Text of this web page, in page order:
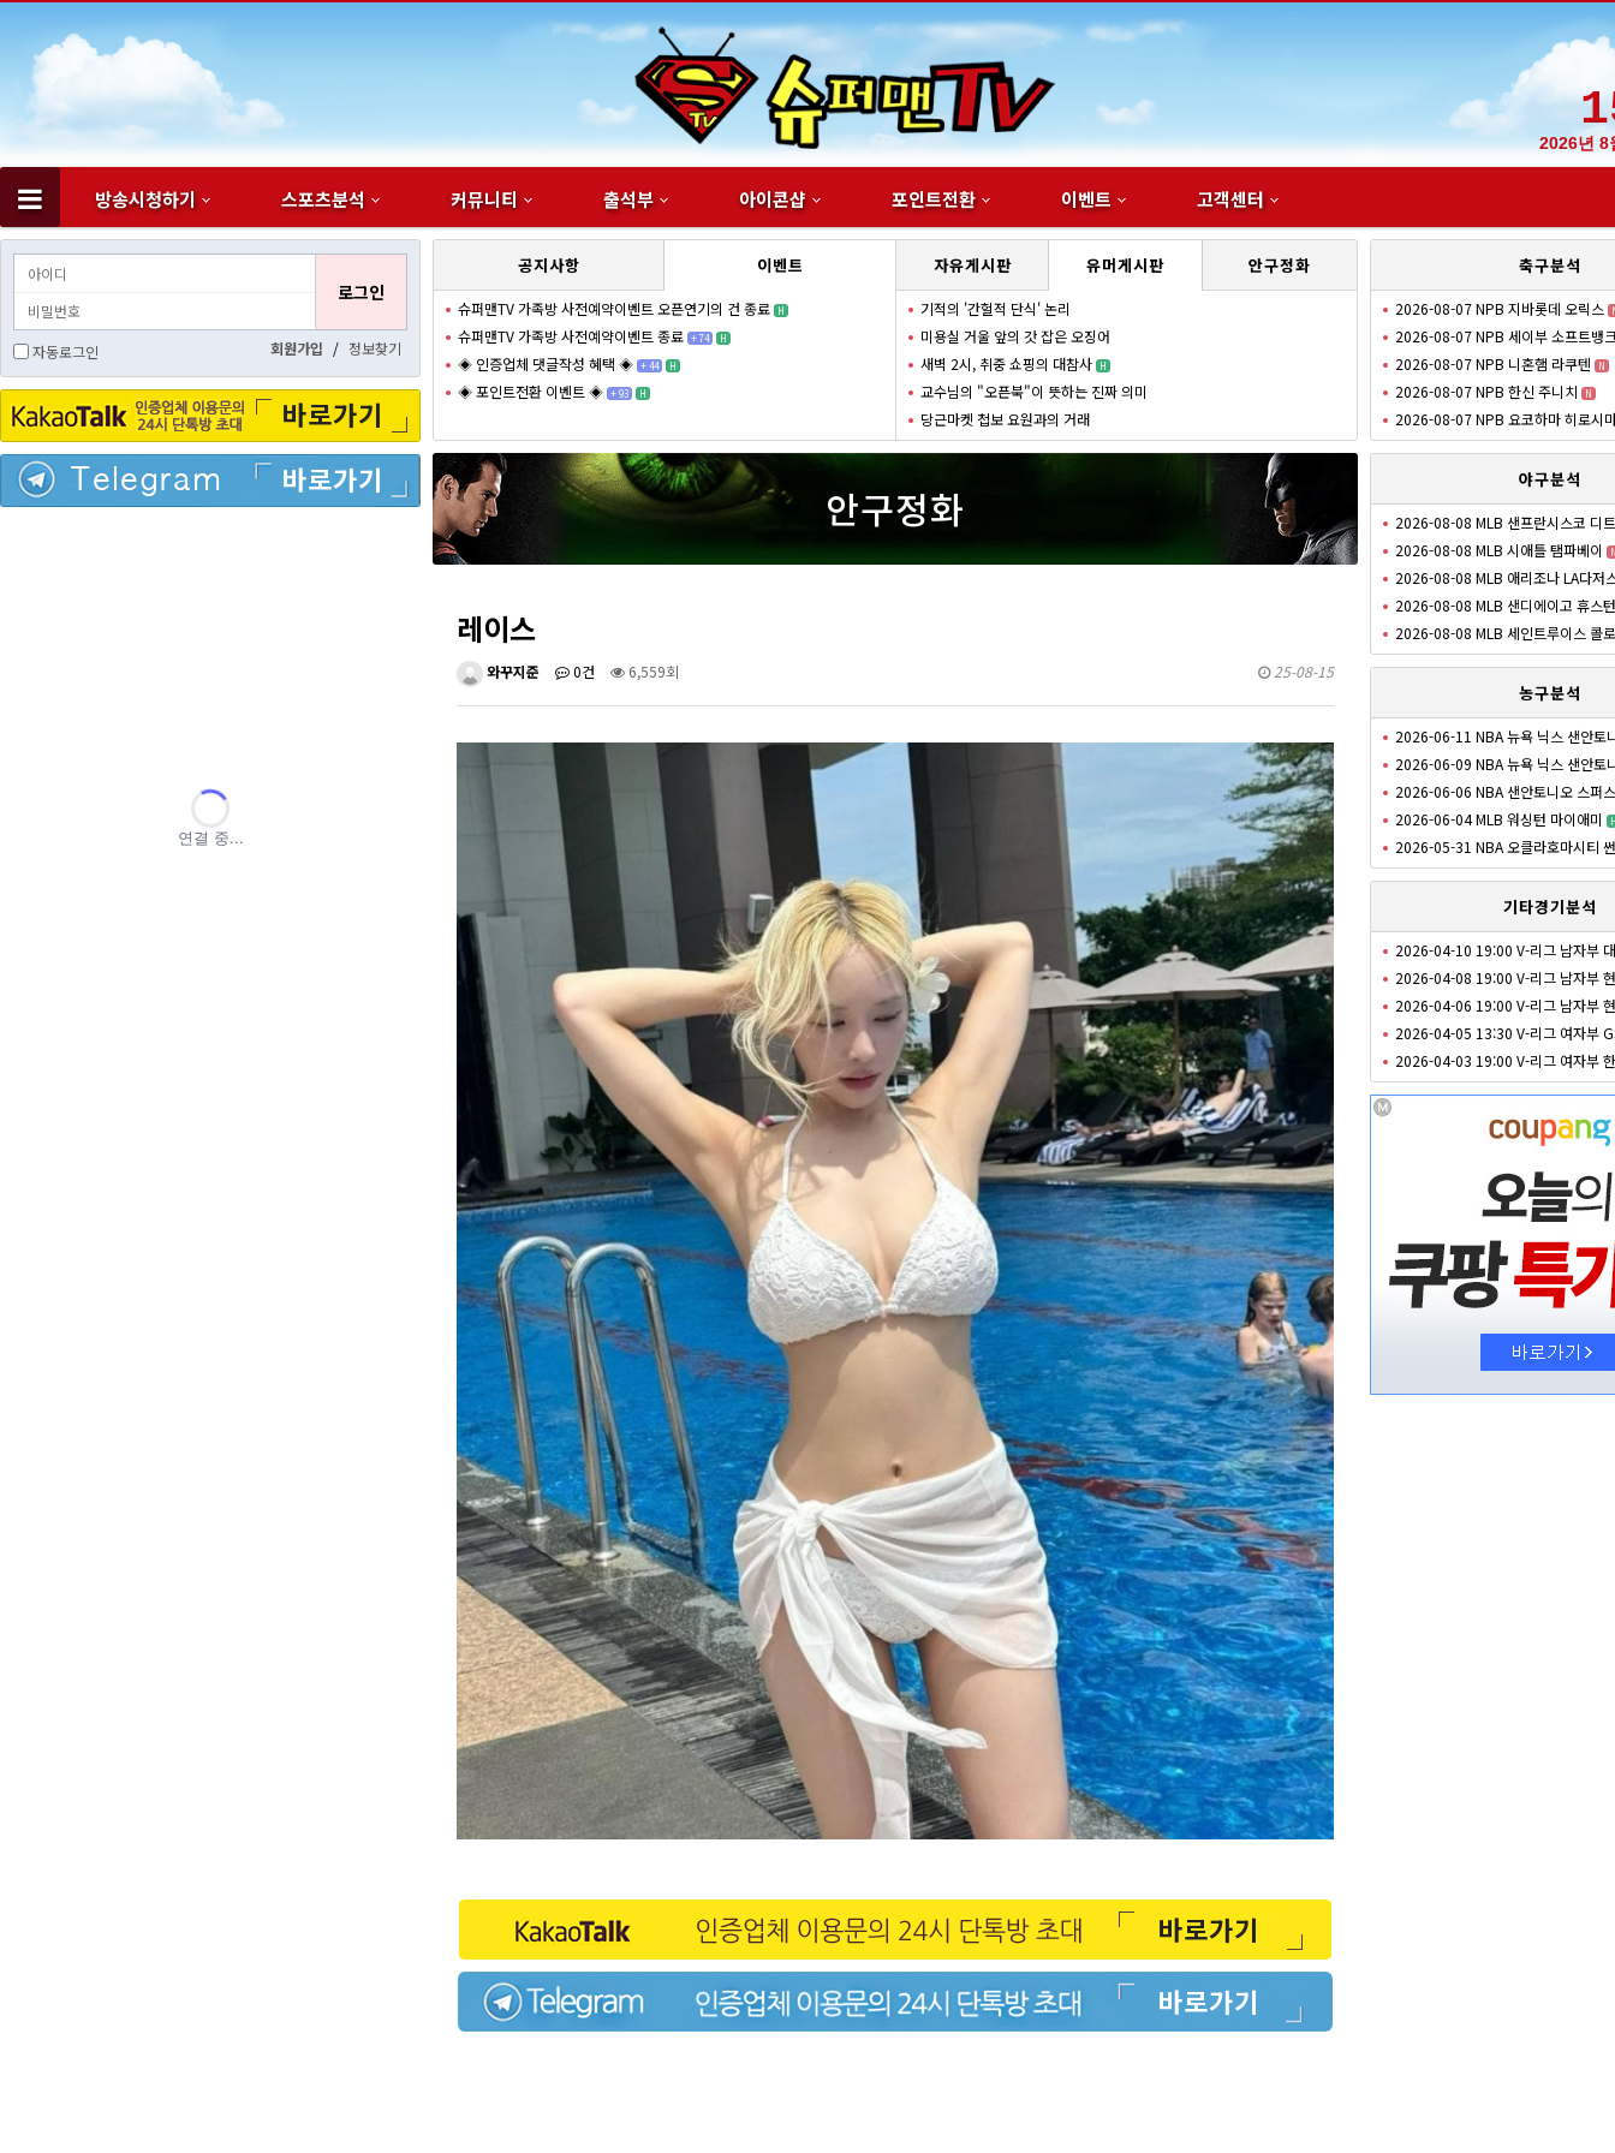
2026년 8
방송시청하기 스포츠분석 커뮤니티 출석부 아이콘샵 포인트전환 이벤트 고객센터
하위분류
자동로그인 회원가입 / 정보찾기
바로가기
바로가기
공지사항 이벤트
슈퍼맨TV 가족방 사전예약이벤트 오픈연기의 건 종료 H
슈퍼맨TV 가족방 사전예약이벤트 종료 +74 H
◈ 인증업체 댓글작성 혜택 ◈ +44 H
◈ 포인트전환 이벤트 ◈ +93 H
자유게시판 유머게시판 안구정화
기적의 '간헐적 단식' 논리
미용실 거울 앞의 갓 잡은 오징어
새벽 2시, 취중 쇼핑의 대참사
H
교수님의 "오픈북"이 뜻하는 진짜 의미
당근마켓 첩보 요원과의 거래
안구정화
레이스
와꾸지준 0건 6,559회 25-08-15
바로가기
바로가기
축구분석
2026-08-07 NPB 지바롯데 오릭스
2026-08-07 NPB 세이부 소프트뱅
2026-08-07 NPB 니혼햄 라쿠텐
N
2026-08-07 NPB 한신 주니치 N
2026-08-07 NPB 요코하마 히로시
야구분석
2026-08-08 MLB 샌프란시스코 디
2026-08-08 MLB 시애틀 탬파베이
2026-08-08 MLB 애리조나 LA다저
2026-08-08 MLB 샌디에이고 휴스턴
2026-08-08 MLB 세인트루이스 콜
농구분석
2026-06-11 NBA 뉴욕 닉스 샌안토
2026-06-09 NBA 뉴욕 닉스 샌안토
2026-06-06 NBA 샌안토니오 스퍼
2026-06-04 MLB 워싱턴 마이애미
2026-05-31 NBA 오클라호마시티
기타경기분석
2026-04-10 19:00 V-리그 남자부
2026-04-08 19:00 V-리그 남자부
2026-04-06 19:00 V-리그 남자부
2026-04-05 13:30 V-리그 여자부
2026-04-03 19:00 V-리그 여자부